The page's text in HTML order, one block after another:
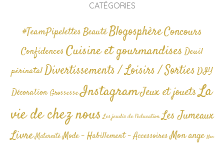
CATÉGORIES
#TeamPipelettesBeautéBlogosphèreConcours
Confidences Cuisine et gourmandises Deuil
périnatalDivertissements / Loisirs / SortiesDIY
Décoration GrossesseInstagramJeux et jouetsLa
vie de chez nous Les jeudis de l'éducation Les Jumeaux
Livre Maternité Mode - Habillement - AccessoiresMon ange Non